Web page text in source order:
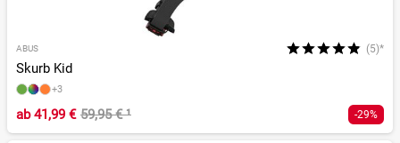
ABUS (5)*
Skurb Kid
+3
ab41,99 € 59,95 €¹ -29%